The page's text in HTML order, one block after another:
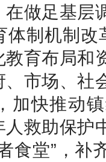
在做足基层
体制机制
育布局和
、市场、社
加快推动
人救助保护
食堂”，补